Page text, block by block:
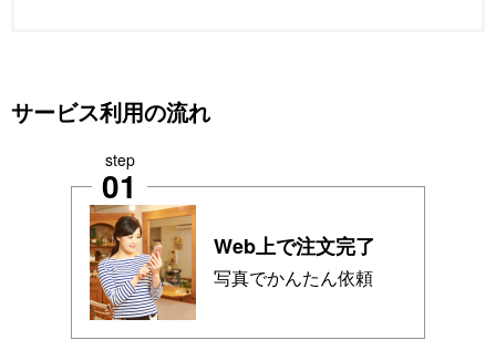
サービス利用の流れ
step
01
Web上で注文完了
写真でかんたん依頼